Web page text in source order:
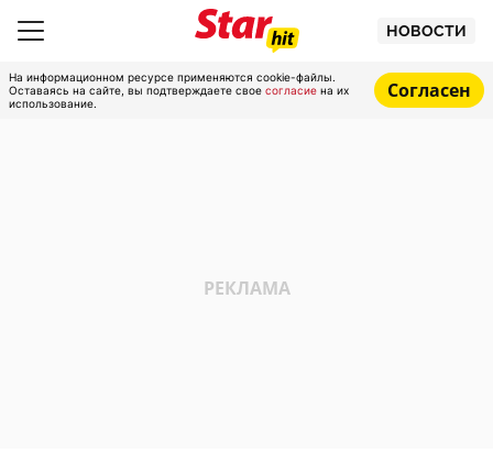
НОВОСТИ
На информационном ресурсе применяются cookie-файлы.
Оставаясь на сайте, вы подтверждаете свое согласие на их
использование.
Согласен